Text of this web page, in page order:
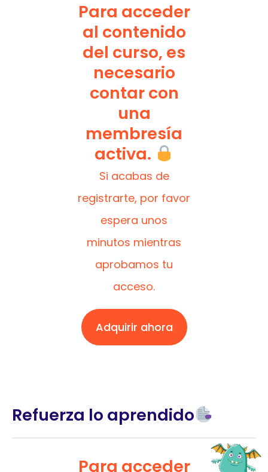
Para acceder
al contenido
del curso, es
necesario
contar con
una
membresía
activa.
Si acabas de
registrarte, por favor
espera unos
minutos mientras
aprobamos tu
acceso.
Adquirir ahora
Refuerza lo aprendido
Para acceder